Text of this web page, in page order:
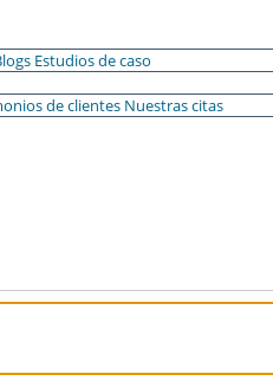
Estudios de caso
de clientes Nuestras citas